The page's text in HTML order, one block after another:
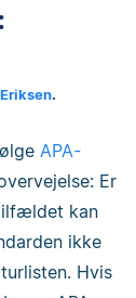
.
APA-
Er
kan
ikke
Hvis